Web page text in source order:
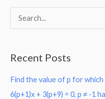
c
h
Recent Posts
Find the value of p for
6(p+1)x + 3(p+9) = 0, p ≠ -1